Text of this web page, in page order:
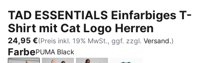
TAD ESSENTIALS Einfarbiges T-
Shirt mit Cat Logo Herren
24,95 €(Preis inkl. 19% MwSt., ggf. zzgl. Versand.)
FarbePUMA Black